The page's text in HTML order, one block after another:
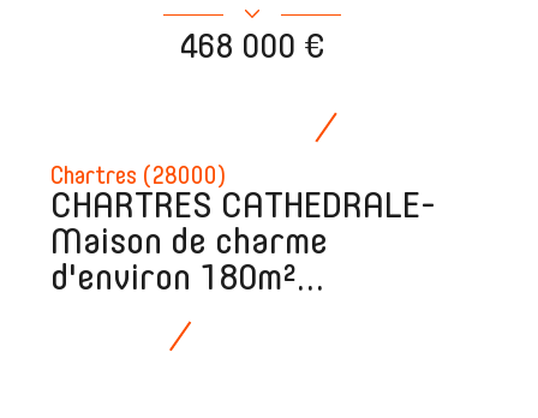
Chartres (28000)
CHARTRES CATHEDRALE-
Maison de charme
d'environ 180m²...
468 000 €